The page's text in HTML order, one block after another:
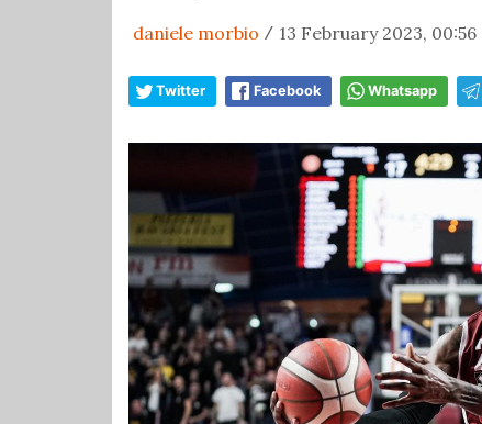
daniele morbio / 13 February 2023, 00:56
Twitter Facebook Whatsapp